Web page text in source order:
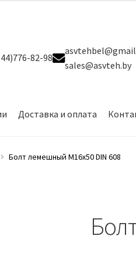
82-98
sales@asvteh.by
Доставка и оплата
товаров Мой аккаунт О
Болт лемешный М16х50 DIN 608